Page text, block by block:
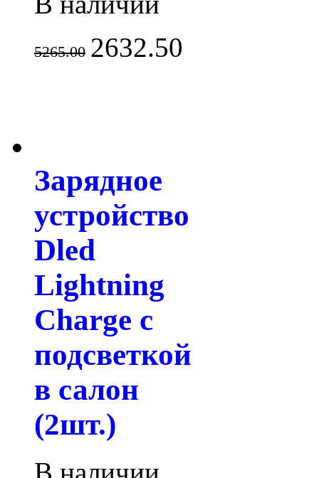
5265.00 2632.50
Зарядное
устройство
Dled
Lightning
Charge с
подсветкой
в салон
(2шт.)
В наличии